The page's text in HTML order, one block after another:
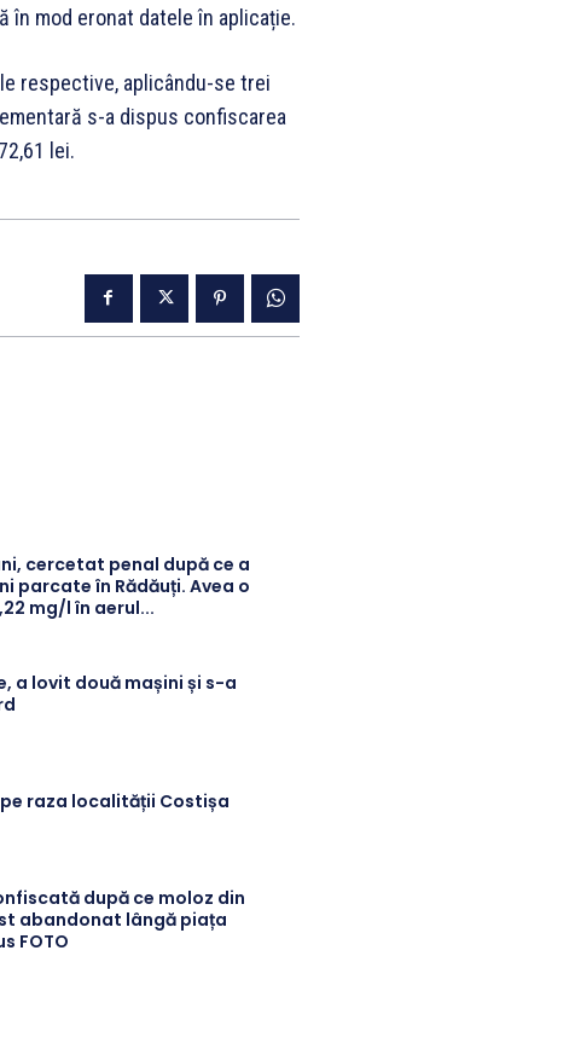
mod eronat datele în aplicație.
respective, aplicându-se trei
s-a dispus confiscarea
lei.
cercetat penal după ce a
parcate în Rădăuți. Avea o
mg/l în aerul...
a lovit două mașini și s-a
raza localității Costișa
după ce moloz din
abandonat lângă piața
FOTO